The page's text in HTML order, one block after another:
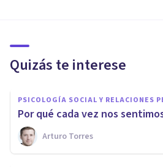
Quizás te interese
PSICOLOGÍA SOCIAL Y RELACIONES
Por qué cada vez nos
Arturo Torres